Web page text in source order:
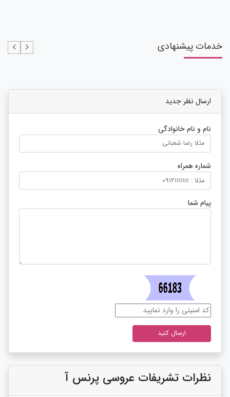
خدمات پیشنهادی
ارسال نظر جدید
نام و نام خانوادگی
شماره همراه
پیام شما
نظرات تشریفات عروسی پرنس آ